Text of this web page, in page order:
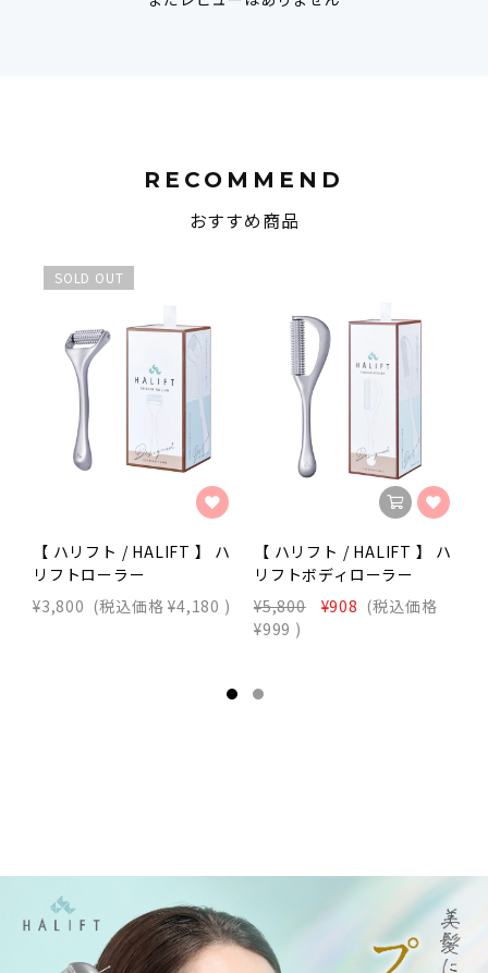
RECOMMEND
おすすめ商品
SOLD OUT
【 ハリフト / HALIFT 】 ハ
リフトローラー
¥3,800 (税込価格 ¥4,180 )
【 ハリフト / HALIFT 】 ハ
リフトボディローラー
¥5,800
¥908 (税込価格
¥999 )